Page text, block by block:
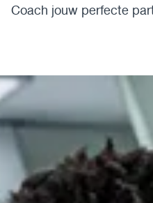
Coach jouw perfecte